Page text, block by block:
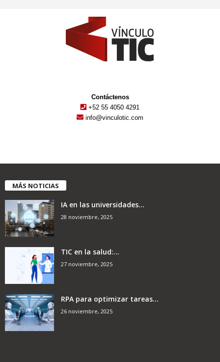
Contáctenos
+52 55 4050 4291
info@vinculotic.com
MÁS NOTICIAS
IA en las universidades...
28 noviembre, 2025
TIC en la salud:...
27 noviembre, 2025
RPA para optimizar tareas...
26 noviembre, 2025